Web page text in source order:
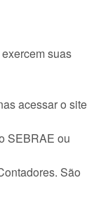
suas
acessar o site
SEBRAE ou
São